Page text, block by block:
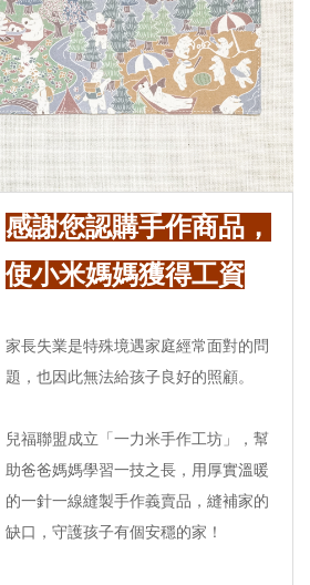
感謝您認購手作商品，
使小米媽媽獲得工資
家長失業是特殊境遇家庭經常面對的問
題，也因此無法給孩子良好的照顧。
兒福聯盟成立「一力米手作工坊」，幫
助爸爸媽媽學習一技之長，用厚實溫暖
的一針一線縫製手作義賣品，縫補家的
缺口，守護孩子有個安穩的家！